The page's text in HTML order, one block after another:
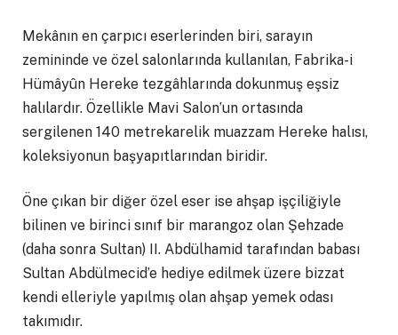
Mekânın en çarpıcı eserlerinden biri, sarayın
zemininde ve özel salonlarında kullanılan, Fabrika-i
Hümâyûn Hereke tezgâhlarında dokunmuş eşsiz
halılardır. Özellikle Mavi Salon’un ortasında
sergilenen 140 metrekarelik muazzam Hereke halısı,
koleksiyonun başyapıtlarından biridir.
Öne çıkan bir diğer özel eser ise ahşap işçiliğiyle
bilinen ve birinci sınıf bir marangoz olan Şehzade
(daha sonra Sultan) II. Abdülhamid tarafından babası
Sultan Abdülmecid’e hediye edilmek üzere bizzat
kendi elleriyle yapılmış olan ahşap yemek odası
takımıdır.